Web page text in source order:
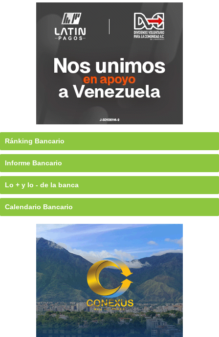
Ránking Bancario
Informe Bancario
Lo + y lo - de la banca
Calendario Bancario